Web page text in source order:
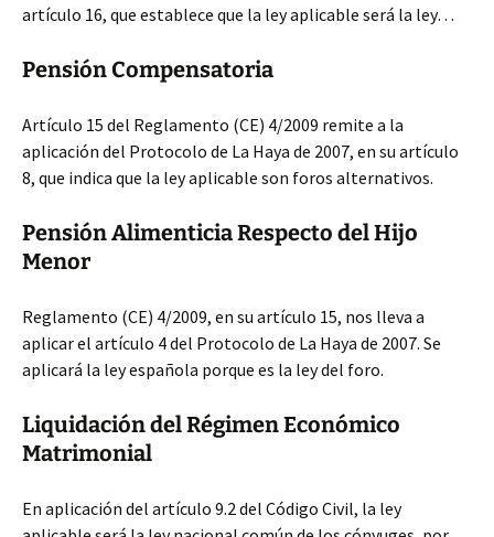
artículo 16, que establece que la ley aplicable será la ley…
Pensión Compensatoria
Artículo 15 del Reglamento (CE) 4/2009 remite a la
aplicación del Protocolo de La Haya de 2007, en su artículo
8, que indica que la ley aplicable son foros alternativos.
Pensión Alimenticia Respecto del Hijo
Menor
Reglamento (CE) 4/2009, en su artículo 15, nos lleva a
aplicar el artículo 4 del Protocolo de La Haya de 2007. Se
aplicará la ley española porque es la ley del foro.
Liquidación del Régimen Económico
Matrimonial
En aplicación del artículo 9.2 del Código Civil, la ley